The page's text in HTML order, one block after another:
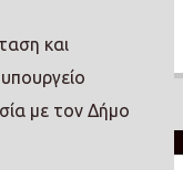
και
με τον Δήμο